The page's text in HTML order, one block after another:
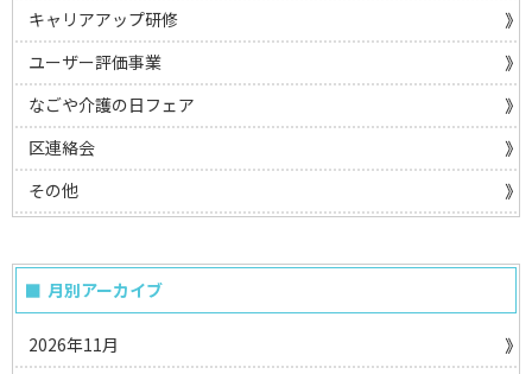
キャリアアップ研修
ユーザー評価事業
なごや介護の日フェア
区連絡会
その他
月別アーカイブ
2026年11月